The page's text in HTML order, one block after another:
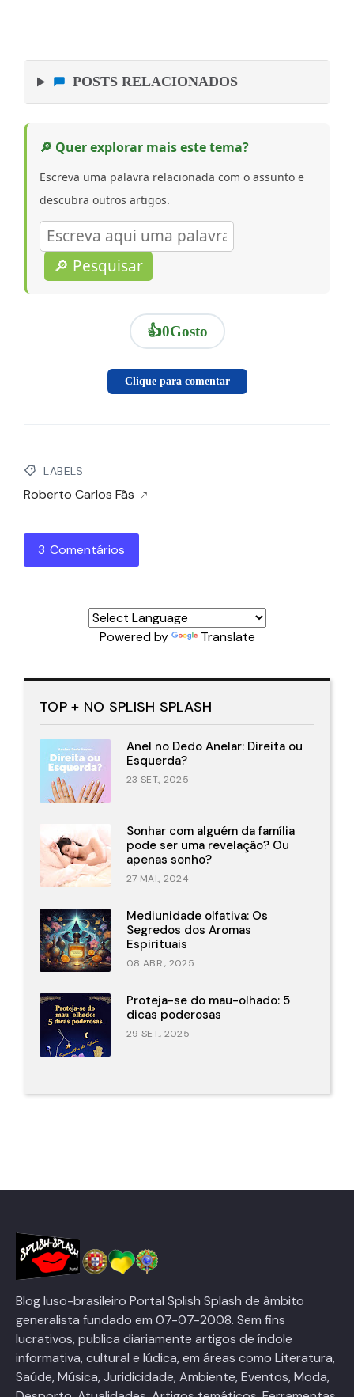
POSTS RELACIONADOS
🔎 Quer explorar mais este tema?
Escreva uma palavra relacionada com o assunto e
descubra outros artigos.
🔎 Pesquisar
👍0Gosto
Clique para comentar
LABELS
Roberto Carlos Fãs
3 Comentários
Powered by Translate
TOP + NO SPLISH SPLASH
Anel no Dedo Anelar: Direita ou
Esquerda?
23 SET., 2025
Sonhar com alguém da família
pode ser uma revelação? Ou
apenas sonho?
27 MAI., 2024
Mediunidade olfativa: Os
Segredos dos Aromas
Espirituais
08 ABR., 2025
Proteja-se do mau-olhado: 5
dicas poderosas
29 SET., 2025
Blog luso-brasileiro Portal Splish Splash de âmbito
generalista fundado em 07-07-2008. Sem fins
lucrativos, publica diariamente artigos de índole
informativa, cultural e lúdica, em áreas como Literatura,
Saúde, Música, Juridicidade, Ambiente, Eventos, Moda,